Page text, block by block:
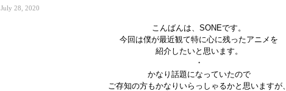
July 28, 2020
こんばんは、 SONEです。
今回は僕が最近観て特に心に残ったアニメを
紹介したいと思います。
・
かなり話題になっていたので
ご存知の方もかなりいらっしゃるかと思いますが、